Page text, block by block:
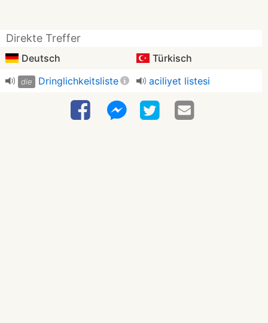
Direkte Treffer
Deutsch Türkisch
die Dringlichkeitsliste aciliyet listesi